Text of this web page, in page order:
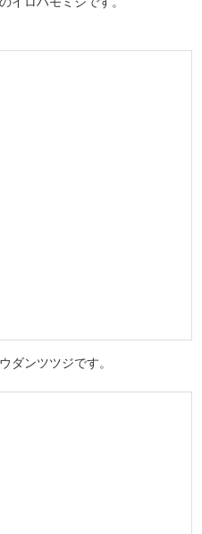
ダンツツジです。